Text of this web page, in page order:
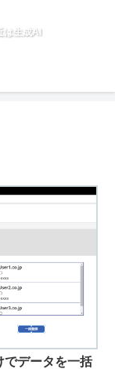
生成AI
データを一括